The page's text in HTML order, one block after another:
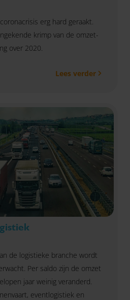
erg hard geraakt.
krimp van de omzet-
over 2020.
Lees verder
de logistieke branche wordt
Per saldo zijn de omzet
jaar weinig veranderd.
eventlogistiek en